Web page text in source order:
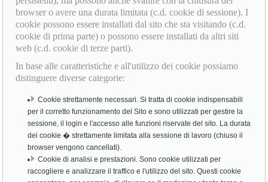
browser o avere una durata limitata (c.d. cookie di sessione). I
cookie possono essere installati dal sito che sta visitando (c.d.
cookie di prima parte) o possono essere installati da altri siti
web (c.d. cookie di terze parti).
In base alle caratteristiche e all'utilizzo dei cookie possiamo
distinguere diverse categorie:
Cookie strettamente necessari. Si tratta di cookie indispensabili
per il corretto funzionamento del Sito e sono utilizzati per gestire la
sessione, il login e l'accesso alle funzioni riservate del sito. La durata
dei cookie � strettamente limitata alla sessione di lavoro (chiuso il
browser vengono cancellati).
Cookie di analisi e prestazioni. Sono cookie utilizzati per
raccogliere e analizzare il traffico e l'utilizzo del sito. Questi cookie